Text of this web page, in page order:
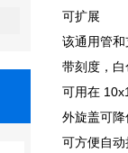
可扩展
该通用管
带刻度，
可用在
外旋盖可
可方便自